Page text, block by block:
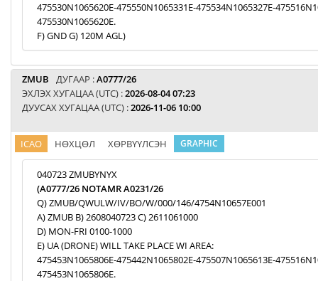
475530N1065620E-475550N1065331E-475534N1065327E-
475530N1065620E.
F) GND G) 120M AGL)
ZMUB ДУГААР :A0777/26
ЭХЛЭХ ХУГАЦАА (UTC) :2026-08-04 07:23
ДУУСАХ ХУГАЦАА (UTC) :2026-11-06 10:00
ICAO НӨХЦӨЛ ХӨРВҮҮЛСЭН GRAPHIC
040723 ZMUBYNYX
(A0777/26 NOTAMR A0231/26
Q) ZMUB/QWULW/IV/BO/W/000/146/4754N10657E001
A) ZMUB B) 2608040723 C) 2611061000
D) MON-FRI 0100-1000
E) UA (DRONE) WILL TAKE PLACE WI AREA:
475453N1065806E-475442N1065802E-475507N1065613E-
475453N1065806E.